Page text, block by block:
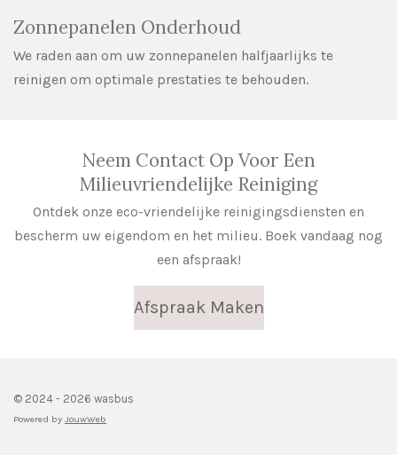
Zonnepanelen Onderhoud
We raden aan om uw zonnepanelen halfjaarlijks te
reinigen om optimale prestaties te behouden.
Neem Contact Op Voor Een
Milieuvriendelijke Reiniging
Ontdek onze eco-vriendelijke reinigingsdiensten en
bescherm uw eigendom en het milieu. Boek vandaag nog
een afspraak!
Afspraak Maken
© 2024 - 2026 wasbus
Powered by JouwWeb